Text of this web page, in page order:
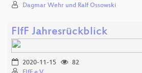
Dagmar Wehr und Ralf Ossowski
FIfF Jahresrückblick
2020-11-15
82